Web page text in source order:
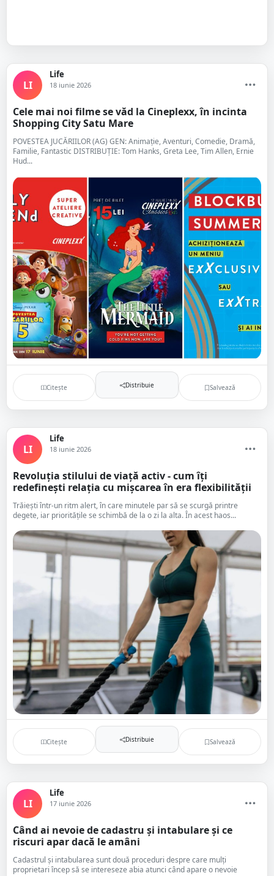
LI
Life
18 iunie 2026
Cele mai noi filme se văd la Cineplexx, în incinta
Shopping City Satu Mare
POVESTEA JUCĂRIILOR (AG) GEN: Animaţie, Aventuri, Comedie, Dramă,
Familie, Fantastic DISTRIBUȚIE: Tom Hanks, Greta Lee, Tim Allen, Ernie
Hud...
Citește Distribuie Salvează
LI
Life
18 iunie 2026
Revoluția stilului de viață activ - cum îți
redefinești relația cu mișcarea în era flexibilității
Trăiești într-un ritm alert, în care minutele par să se scurgă printre
degete, iar prioritățile se schimbă de la o zi la alta. În acest haos...
Citește Distribuie Salvează
LI
Life
17 iunie 2026
Când ai nevoie de cadastru și intabulare și ce
riscuri apar dacă le amâni
Cadastrul și intabularea sunt două proceduri despre care mulți
proprietari încep să se intereseze abia atunci când apare o nevoie